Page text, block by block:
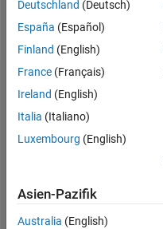
Statistik
-2
-1 3
4
Deutschland (Deutsch)
España (Español)
Finland (English)
France (Français)
Ireland (English)
Italia (Italiano)
Luxembourg (English)
Asien-Pazifik
Australia (English)